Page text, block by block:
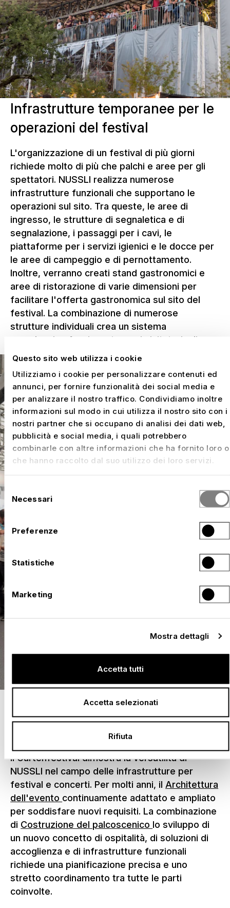
Questo sito web utilizza i cookie
Utilizziamo i cookie per personalizzare contenuti ed
annunci, per fornire funzionalità dei social media e
per analizzare il nostro traffico. Condividiamo inoltre
informazioni sul modo in cui utilizza il nostro sito con i
nostri partner che si occupano di analisi dei dati web,
pubblicità e social media, i quali potrebbero
combinarle con altre informazioni che ha fornito loro o
che hanno raccolto dal suo utilizzo dei loro servizi.
Selezione
del
consenso
Necessari
Preferenze
Statistiche
Marketing
Mostra dettagli
Accetta tutti
Accetta selezionati
Rifiuta
Infrastrutture temporanee per le
operazioni del festival
L'organizzazione di un festival di più giorni
richiede molto di più che palchi e aree per gli
spettatori. NUSSLI realizza numerose
infrastrutture funzionali che supportano le
operazioni sul sito. Tra queste, le aree di
ingresso, le strutture di segnaletica e di
segnalazione, i passaggi per i cavi, le
piattaforme per i servizi igienici e le docce per
le aree di campeggio e di pernottamento.
Inoltre, verranno creati stand gastronomici e
aree di ristorazione di varie dimensioni per
facilitare l'offerta gastronomica sul sito del
festival. La combinazione di numerose
strutture individuali crea un sistema
complessivo funzionante per i visitatori, gli
artisti e gli organizzatori.
per l'industria
dell'intrattenimento dal vivo
Il Gurtenfestival dimostra la versatilità di
NUSSLI nel campo delle infrastrutture per
festival e concerti. Per molti anni, il Architettura
dell'evento continuamente adattato e ampliato
per soddisfare nuovi requisiti. La combinazione
di Costruzione del palcoscenico lo sviluppo di
un nuovo concetto di ospitalità, di soluzioni di
accoglienza e di infrastrutture funzionali
richiede una pianificazione precisa e uno
stretto coordinamento tra tutte le parti
coinvolte.